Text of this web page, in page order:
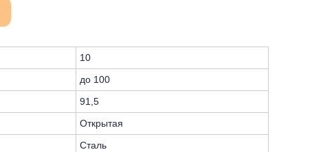
10
до 100
91,5
Открытая
Сталь